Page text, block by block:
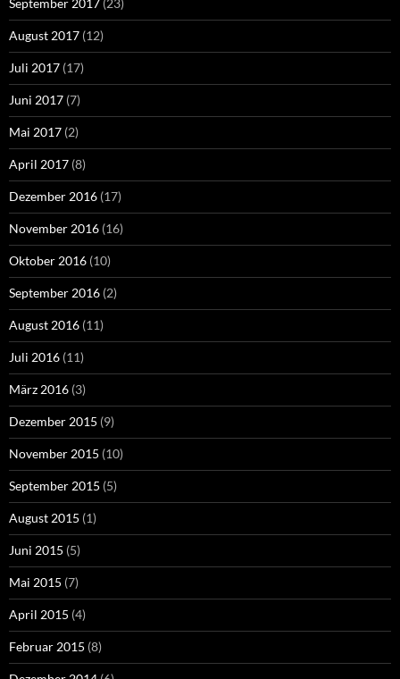
September 2017 (23)
August 2017 (12)
Juli 2017 (17)
Juni 2017 (7)
Mai 2017 (2)
April 2017 (8)
Dezember 2016 (17)
November 2016 (16)
Oktober 2016 (10)
September 2016 (2)
August 2016 (11)
Juli 2016 (11)
März 2016 (3)
Dezember 2015 (9)
November 2015 (10)
September 2015 (5)
August 2015 (1)
Juni 2015 (5)
Mai 2015 (7)
April 2015 (4)
Februar 2015 (8)